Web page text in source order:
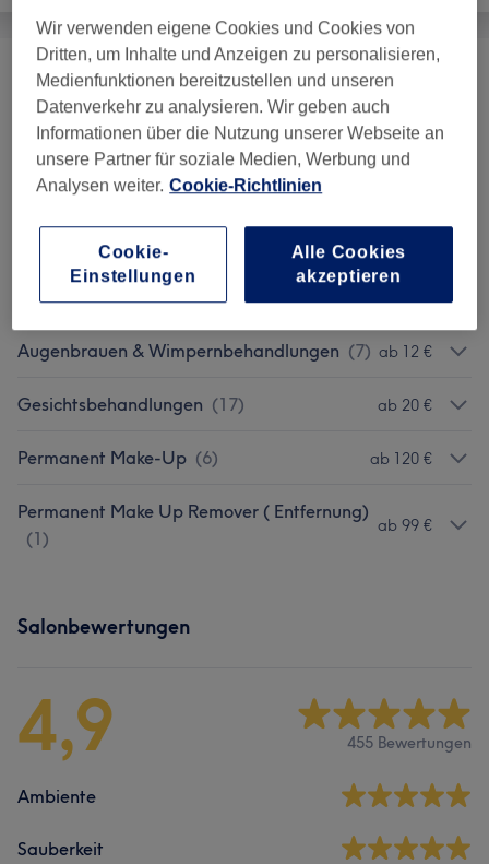
Microneedling Mit Radiofrequens Morpheus
(1)
ab 79 €
✨planoplas® Plasma Pen Treatment –
Testsieger Aus Deutschland (1)
Warzen Und Fibrome Entfernen 1) ab 60 €
YAG Laser Hollywood Peeling (1)
Augenbrauen & Wimpernbehandlungen (7) ab 12 €
Gesichtsbehandlungen (17) ab 20 €
Permanent Make-Up (6) ab 120 €
Permanent Make Up Remover ( Entfernung)
(1)
ab 99 €
Salonbewertungen
4,9 455 Bewertungen
Ambiente
Sauberkeit
Wir verwenden eigene Cookies und Cookies von
Dritten, um Inhalte und Anzeigen zu personalisieren,
Medienfunktionen bereitzustellen und unseren
Datenverkehr zu analysieren. Wir geben auch
Informationen über die Nutzung unserer Webseite an
unsere Partner für soziale Medien, Werbung und
Analysen weiter. Cookie-Richtlinien
Cookie-
Einstellungen
Alle Cookies
akzeptieren